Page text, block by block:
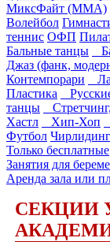
МиксФайт (ММА)
Волейбол
теннис ОФП
Бальные танцы
Джаз (фанк,
Контемпорари
Пластика
танцы
Хастл
Хип-Хоп
Футбол Чирлидинг
Только бесплатные
Занятия для
Аренда зала или
СЕКЦИИ